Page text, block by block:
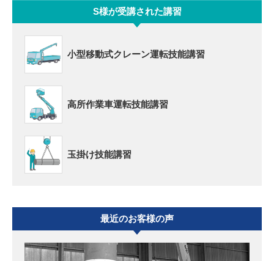
S様が受講された講習
小型移動式クレーン運転技能講習
高所作業車運転技能講習
玉掛け技能講習
最近のお客様の声